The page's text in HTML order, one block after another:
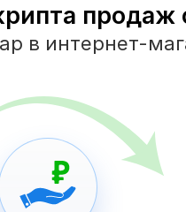
продаж
в интернет-